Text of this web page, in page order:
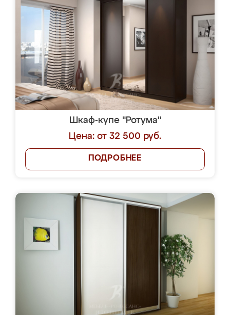
Шкаф-купе "Ротума"
Цена: от 32 500 руб.
ПОДРОБНЕЕ